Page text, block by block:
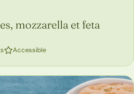
mozzarella et feta
Accessible